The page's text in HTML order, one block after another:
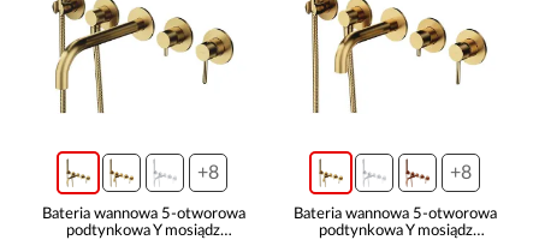
+8
Bateria wannowa 5-otworowa
podtynkowa Y mosiądz
+8
Bateria wannowa 5-otworowa
podtynkowa Y mosiądz